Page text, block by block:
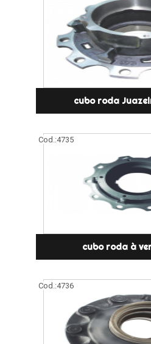
cubo roda
Cod.:4735
cubo roda à
Cod.:4736